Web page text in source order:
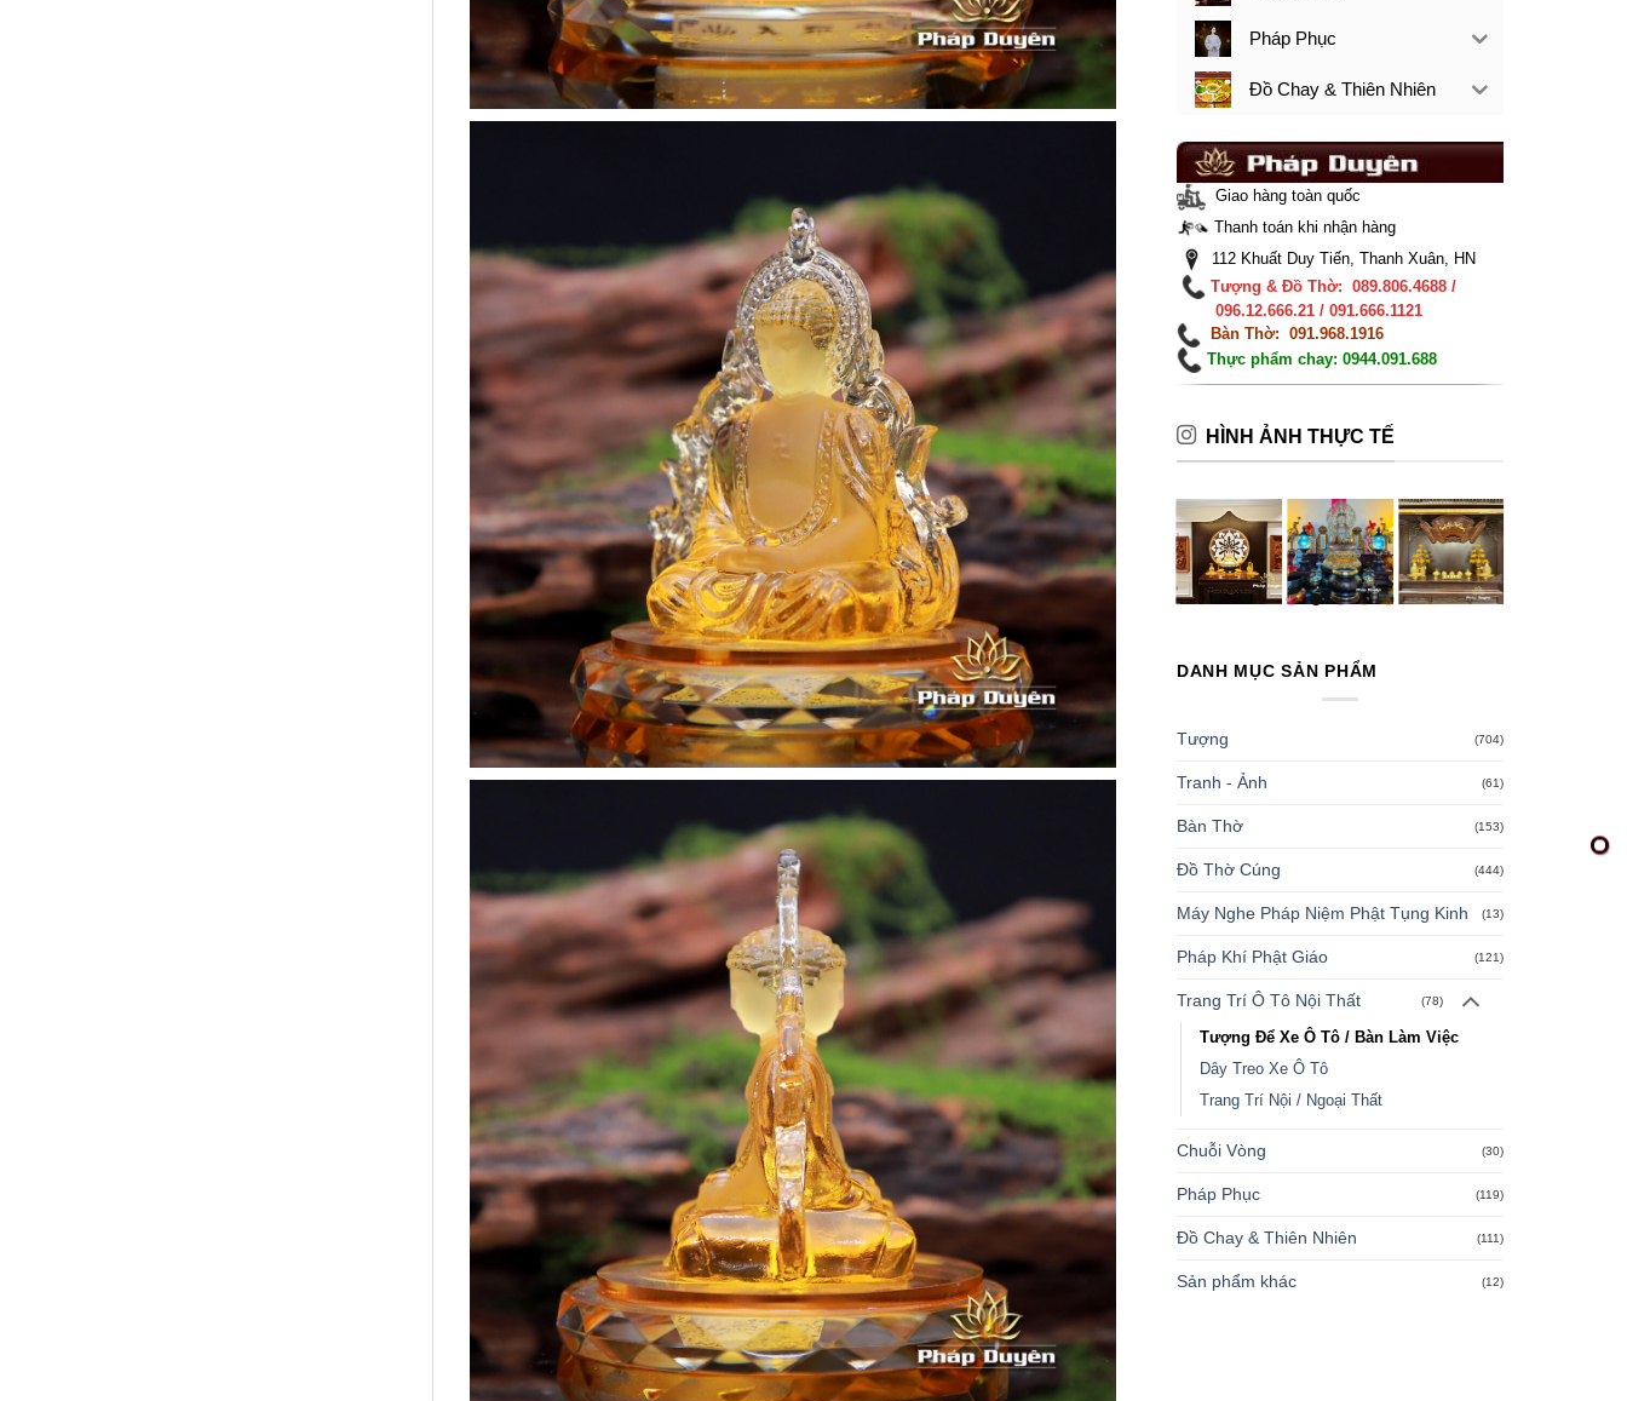
Pháp Phục
Đồ Chay & Thiên Nhiên
Giao hàng toàn quốc
Thanh toán khi nhận hàng
112 Khuất Duy Tiến, Thanh Xuân, HN
Tượng & Đồ Thờ: 089.806.4688 /
096.12.666.21 / 091.666.1121
Bàn Thờ: 091.968.1916
Thực phẩm chay: 0944.091.688
HÌNH ẢNH THỰC TẾ
DANH MỤC SẢN PHẨM
Tượng (704)
Tranh - Ảnh (61)
Bàn Thờ (153)
Đồ Thờ Cúng (444)
Máy Nghe Pháp Niệm Phật Tụng Kinh (13)
Pháp Khí Phật Giáo (121)
Trang Trí Ô Tô Nội Thất (78)
Tượng Để Xe Ô Tô / Bàn Làm Việc
Dây Treo Xe Ô Tô
Trang Trí Nội / Ngoại Thất
Chuỗi Vòng (30)
Pháp Phục (119)
Đồ Chay & Thiên Nhiên (111)
Sản phẩm khác (12)